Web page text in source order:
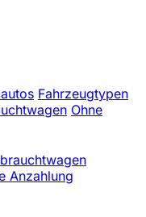
Fahrzeugtypen
Ohne
Anzahlung